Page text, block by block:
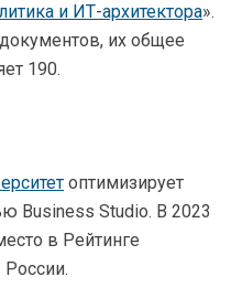
и ИТ-архитектора».
их общее
190.
оптимизирует
Business Studio. В 2023
в Рейтинге